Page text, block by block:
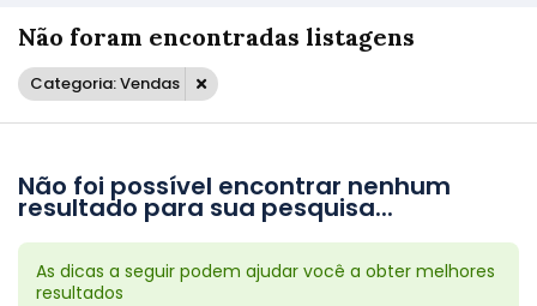
Não foram encontradas listagens
Categoria: Vendas
Não foi possível encontrar nenhum
resultado para sua pesquisa...
As dicas a seguir podem ajudar você a obter melhores
resultados